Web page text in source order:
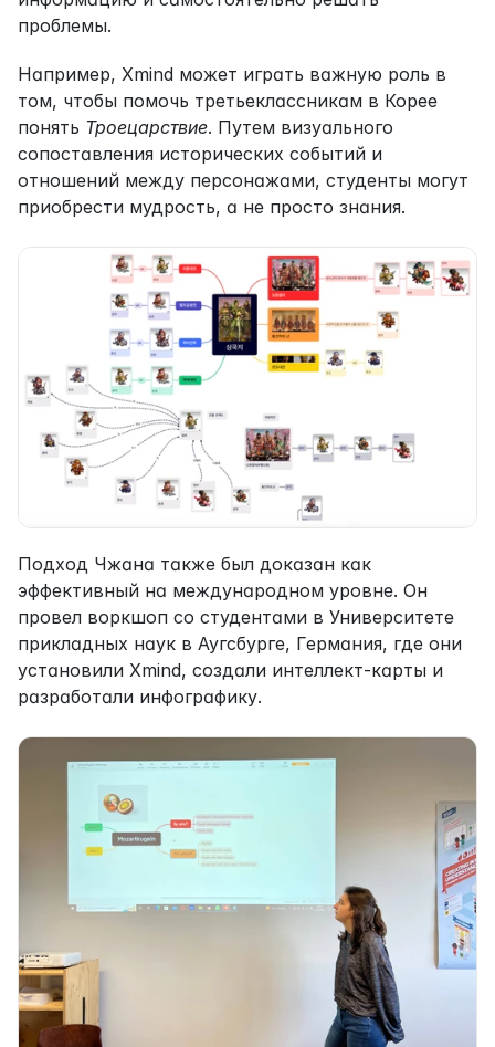
проблемы.
Например, Xmind может играть важную роль в
том, чтобы помочь третьеклассникам в Корее
понять Троецарствие. Путем визуального
сопоставления исторических событий и
отношений между персонажами, студенты могут
приобрести мудрость, а не просто знания.
Подход Чжана также был доказан как
эффективный на международном уровне. Он
провел воркшоп со студентами в Университете
прикладных наук в Аугсбурге, Германия, где они
установили Xmind, создали интеллект-карты и
разработали инфографику.